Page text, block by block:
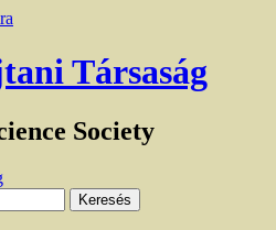
Társaság
Society